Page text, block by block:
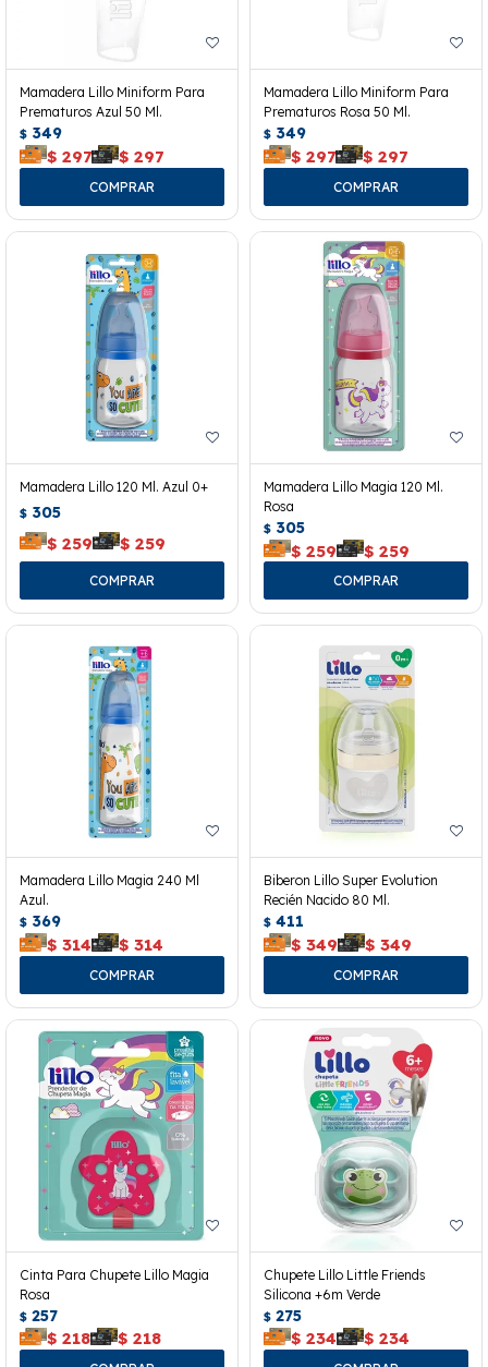
Mamadera Lillo Miniform Para
Prematuros Azul 50 Ml.
$ 349
$ 297 $ 297
Mamadera Lillo Miniform Para
Prematuros Rosa 50 Ml.
$ 349
$ 297 $ 297
Mamadera Lillo 120 Ml. Azul 0+
$ 305
$ 259 $ 259
Mamadera Lillo Magia 120 Ml.
Rosa
$ 305
$ 259 $ 259
Mamadera Lillo Magia 240 Ml
Azul.
$ 369
$ 314 $ 314
Biberon Lillo Super Evolution
Recién Nacido 80 Ml.
$ 411
$ 349 $ 349
Cinta Para Chupete Lillo Magia
Rosa
$ 257
$ 218 $ 218
Chupete Lillo Little Friends
Silicona +6m Verde
$ 275
$ 234 $ 234